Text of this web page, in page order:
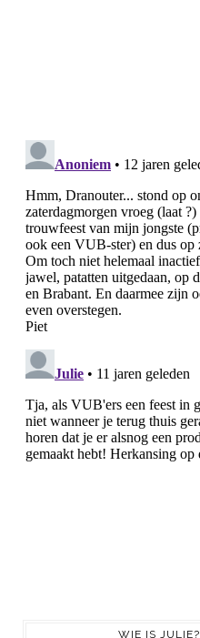
WIE IS JULIE?